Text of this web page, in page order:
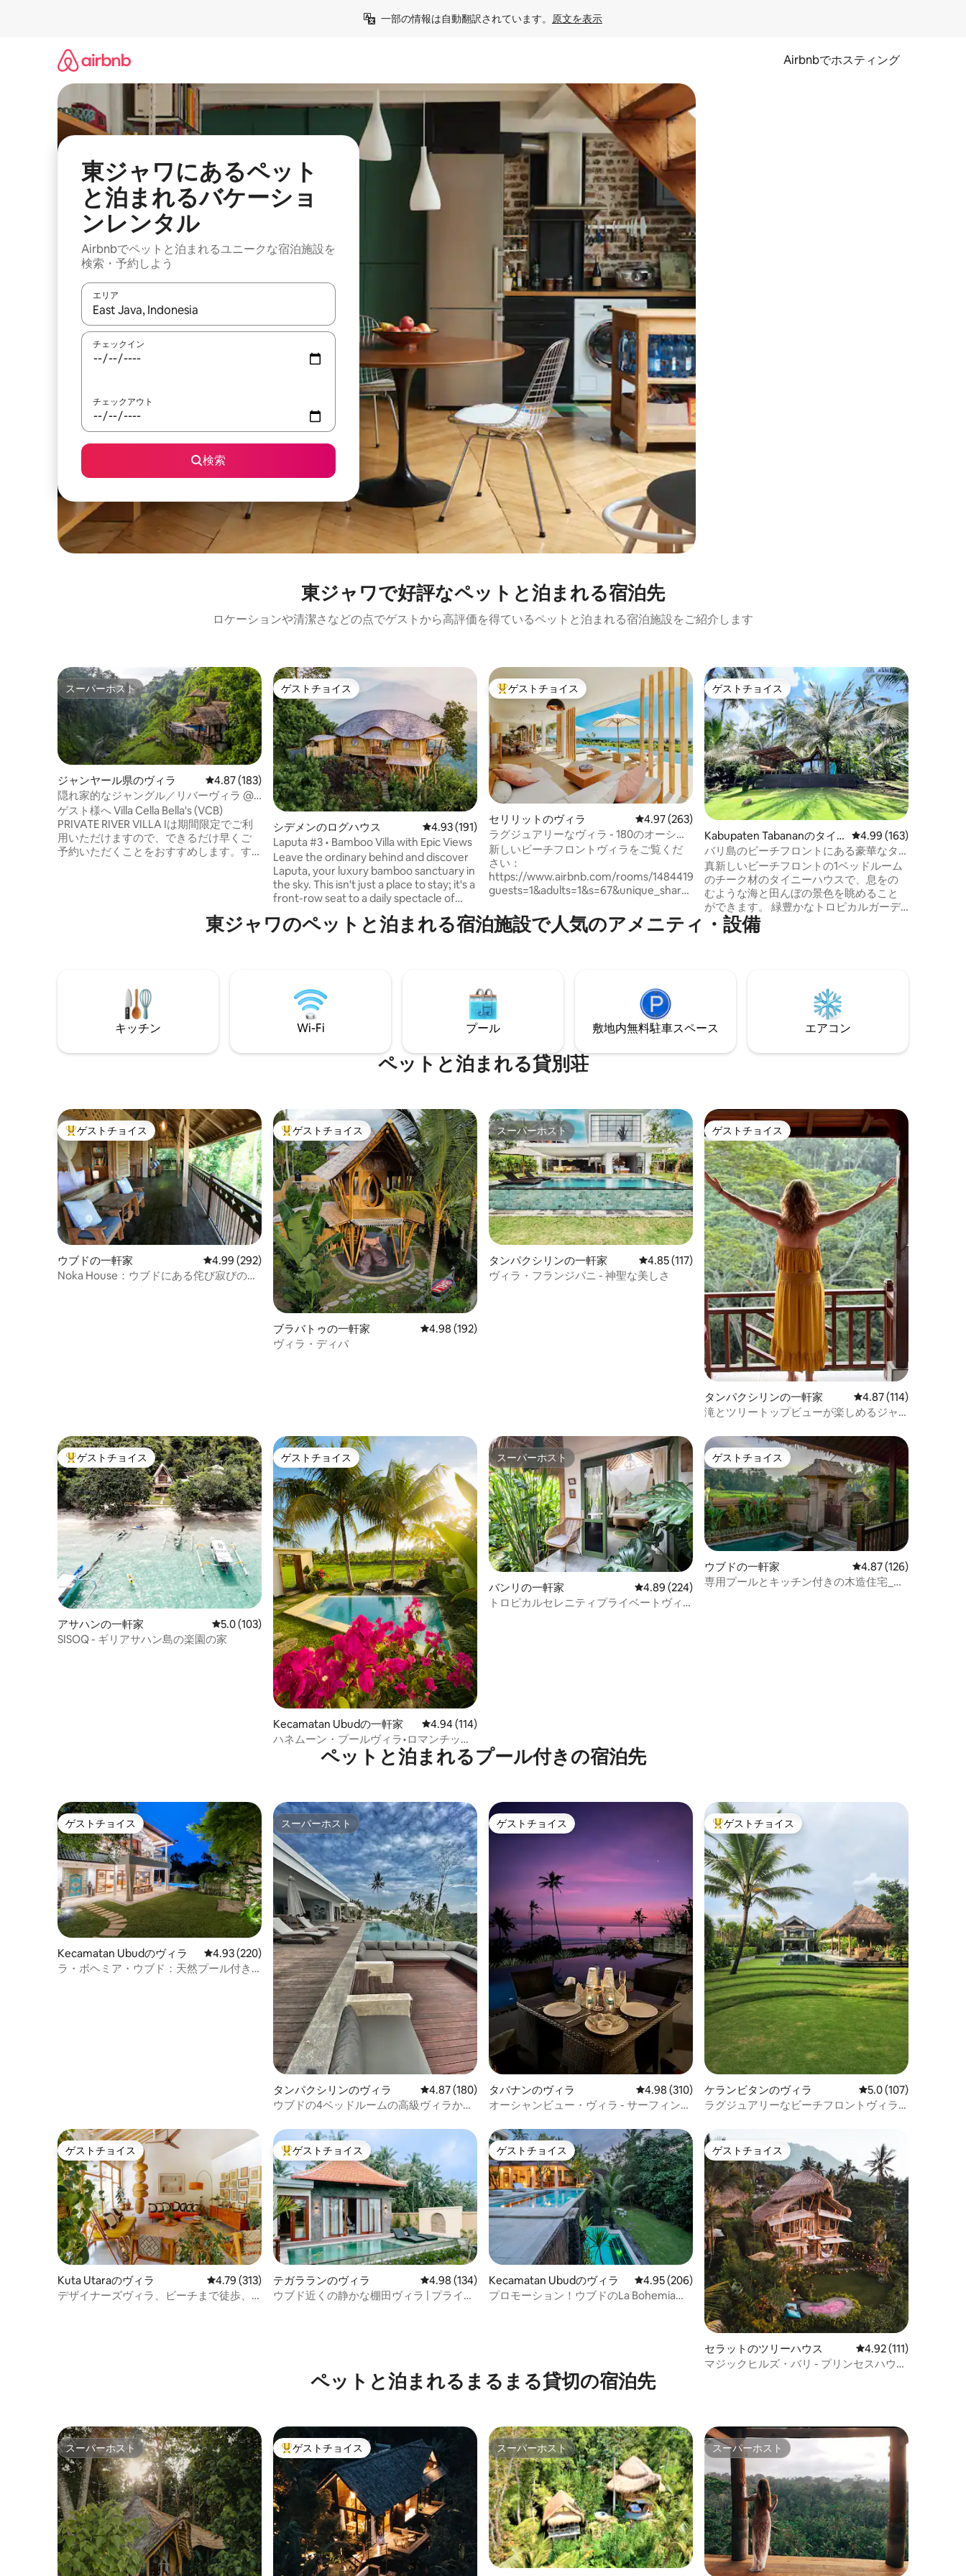
一部の情報は自動翻訳されています。 原文を表示
Airbnbでホスティング
東ジャワにあるペット
と泊まれるバケーショ
ンレンタル
Airbnbでペットと泊まれるユニークな宿泊施設を
検索・予約しよう
エリア
検索結果が表示されたら、上下の矢印キーを使って移動するか、画面をタッチまたはスワイプして検索結果を確認することができます。
チェックイン
チェックアウト
検索
東ジャワで好評なペットと泊まれる宿泊先
ロケーションや清潔さなどの点でゲストから高評価を得ているペットと泊まれる宿泊施設をご紹介します
スーパーホスト
スーパーホスト
ジャンヤール県のヴィラ レビュー183件、5つ星中4.87つ星の平均評価
4.87 (183)
隠れ家的なジャングル／リバーヴィラ @
VillaCellaBella
ゲスト様へ Villa Cella Bella's (VCB)
PRIVATE RIVER VILLA Iは期間限定でご利
用いただけますので、できるだけ早くご
予約いただくことをおすすめします。す
https://www.airbnb.com/users/show/204619590
ィラ -ジャングル/川/滝の壮大な景色。 IG
@ villacellabella.baliをご覧ください -VCB
色をお楽しみいただけます。当宿泊施設
は人里離れた場所にあり、完璧な隠れ家
的なオアシスです。
ゲストチョイス
ゲストチョイス
シデメンのログハウス レビュー191件、5つ星中4.93つ星の平均評価
4.93 (191)
Laputa #3 • Bamboo Villa with Epic Views
Leave the ordinary behind and discover
Laputa, your luxury bamboo sanctuary in
the sky. This isn't just a place to stay; it's a
front-row seat to a daily spectacle of
breathtaking sunrises and endless views
that stretch from the ocean to the
大好評のゲストチョイスです。
ゲストチョイス
セリリットのヴィラ レビュー263件、5つ星中4.97つ星の平均評価
4.97 (263)
ラグジュアリーなヴィラ - 180のオーシャ
ンビュー+ 20メートルのプール
新しいビーチフロントヴィラをご覧くだ
さい：
https://www.airbnb.com/rooms/1484419954615053526?
guests=1&adults=1&s=67&unique_share_id=da7e2d8c-
m2のプライベートプールと180度のオー
シャンビュー。 緑のブドウ畑と田んぼが
す。 ここで夢の休暇をお楽しみくださ
い。ヴィラ・レスペワールは、すべての
期待を超えるものを提供します。ご滞在
をお楽しみください。
ゲストチョイス
ゲストチョイス
Kabupaten Tabananのタイ
ニーハウス
レビュー163件、5つ
4.99 (163)
バリ島のビーチフロントにある豪華なタ
イニーハウス
真新しいビーチフロントの1ベッドルーム
のチーク材のタイニーハウスで、息をの
むような海と田んぼの景色を眺めること
ができます。 緑豊かなトロピカルガーデ
ンに囲まれたビーチフロントの丘の中腹
に位置するこの豪華なタイニーハウス
豪華な家具が備わっており、ジャグジー
付きの大きなデッキにつながっていま
す。リラックスして素晴らしい景色を楽
しむのに最適です。
東ジャワのペットと泊まれる宿泊施設で人気のアメニティ・設備
キッチン Wi-Fi プール 敷地内無料駐⁠車ス⁠ペ⁠ー⁠ス エアコン
ペットと泊まれる貸別荘
大好評のゲストチョイスです。
ゲストチョイス
ウブドの一軒家 レビュー292件、5つ星中4.99つ星の平均評価
4.99 (292)
Noka House：ウブドにある侘び寂びのア
大好評のゲストチョイスです。
ゲストチョイス
ブラバトゥの一軒家 レビュー192件、5つ星中4.98つ星の平均評価
4.98 (192)
ヴィラ・ディパ
スーパーホスト
スーパーホスト
タンパクシリンの一軒家 レビュー117件、5つ星中4.85つ星の平均評価
4.85 (117)
ヴィラ・フランジパニ - 神聖な美しさ
ゲストチョイス
ゲストチョイス
タンパクシリンの一軒家 レビュー114件、5つ
4.87 (114)
滝とツリートップビューが楽しめるジャ
大好評のゲストチョイスです。
ゲストチョイス
アサハンの一軒家 レビュー103件、5つ星中5.0つ星の平均評価
5.0 (103)
SISOQ - ギリアサハン島の楽園の家
ゲストチョイス
ゲストチョイス
Kecamatan Ubudの一軒家 レビュー114件、5つ星中4.94つ星の平均評価
4.94 (114)
ハネムーン・プールヴィラ•ロマンチック
なウブドでの滞在
スーパーホスト
スーパーホスト
バンリの一軒家 レビュー224件、5つ星中4.89つ星の平均評価
4.89 (224)
トロピカルセレニティプライベートヴィ
ゲストチョイス
ゲストチョイス
ウブドの一軒家 レビュー126件、5つ
4.87 (126)
専用プールとキッチン付きの木造住宅_寝
ペットと泊まれるプール付きの宿泊先
ゲストチョイス
ゲストチョイス
Kecamatan Ubudのヴィラ レビュー220件、5つ星中4.93つ星の平均評価
4.93 (220)
ラ・ボヘミア・ウブド：天然プール付き
スーパーホスト
スーパーホスト
タンパクシリンのヴィラ レビュー180件、5つ星中4.87つ星の平均評価
4.87 (180)
ウブドの4ベッドルームの高級ヴィラから
ゲストチョイス
ゲストチョイス
タバナンのヴィラ レビュー310件、5つ星中4.98つ星の平均評価
4.98 (310)
オーシャンビュー・ヴィラ - サーフィン、
大好評のゲストチョイスです。
ゲストチョイス
ケランビタンのヴィラ レビュー107件、5つ
5.0 (107)
ラグジュアリーなビーチフロントヴィラ
ゲストチョイス
ゲストチョイス
Kuta Utaraのヴィラ レビュー313件、5つ星中4.79つ星の平均評価
4.79 (313)
デザイナーズヴィラ、ビーチまで徒歩、
大好評のゲストチョイスです。
ゲストチョイス
テガラランのヴィラ レビュー134件、5つ星中4.98つ星の平均評価
4.98 (134)
ウブド近くの静かな棚田ヴィラ | プライベ
ゲストチョイス
ゲストチョイス
Kecamatan Ubudのヴィラ レビュー206件、5つ星中4.95つ星の平均評価
4.95 (206)
プロモーション！ウブドのLa Bohemiaの2
ゲストチョイス
ゲストチョイス
セラットのツリーハウス レビュー111件、5つ
4.92 (111)
マジックヒルズ・バリ - プリンセスハウス
ペットと泊まれるまるまる貸切の宿泊先
スーパーホスト
スーパーホスト 大好評のゲストチョイスです。
ゲストチョイス スーパーホスト
スーパーホスト スーパーホスト
スーパーホスト